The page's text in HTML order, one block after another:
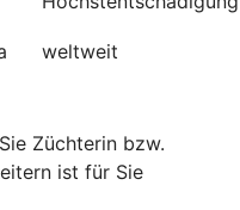
weltweit
Züchterin bzw.
ist für Sie